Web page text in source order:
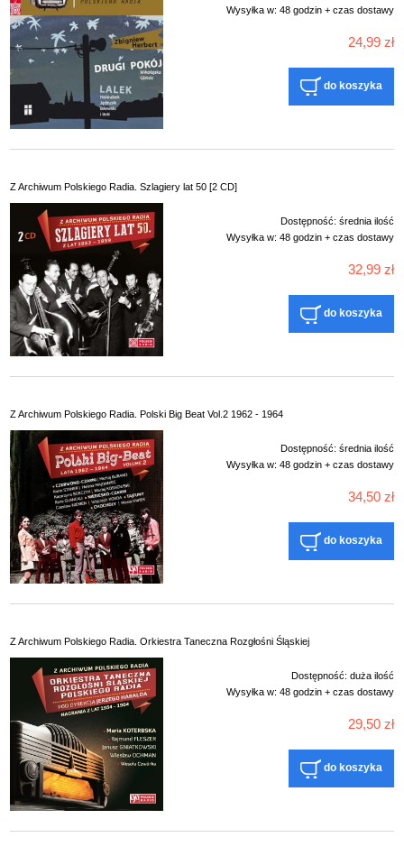
Wysyłka w: 48 godzin + czas dostawy
24,99 zł
do koszyka
Z Archiwum Polskiego Radia. Szlagiery lat 50 [2 CD]
Dostępność: średnia ilość
Wysyłka w: 48 godzin + czas dostawy
32,99 zł
do koszyka
Z Archiwum Polskiego Radia. Polski Big Beat Vol.2 1962 - 1964
Dostępność: średnia ilość
Wysyłka w: 48 godzin + czas dostawy
34,50 zł
do koszyka
Z Archiwum Polskiego Radia. Orkiestra Taneczna Rozgłośni Śląskiej
Dostępność: duża ilość
Wysyłka w: 48 godzin + czas dostawy
29,50 zł
do koszyka